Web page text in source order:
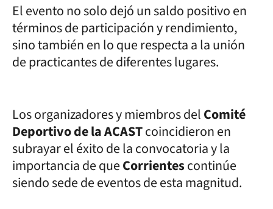
El evento no solo dejó un saldo positivo en
términos de participación y rendimiento,
sino también en lo que respecta a la unión
de practicantes de diferentes lugares.
Los organizadores y miembros delComité
Deportivo de la ACASTcoincidieron en
subrayar el éxito de la convocatoria y la
importancia de queCorrientescontinúe
siendo sede de eventos de esta magnitud.